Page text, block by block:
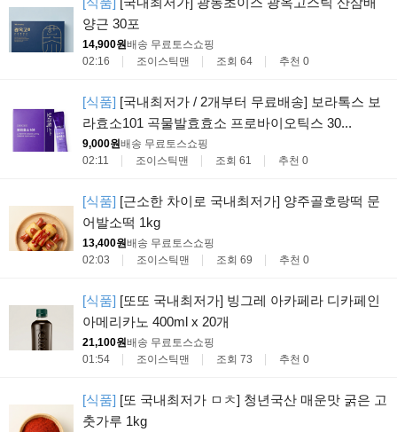
양근 30포
14,900원배송 무료토스쇼핑
02:16
조이스틱맨 조회 64 추천 0
[식품] [국내최저가 / 2개부터 무료배송] 보라톡스 보
라효소101 곡물발효효소 프로바이오틱스 30...
9,000원배송 무료토스쇼핑
02:11
조이스틱맨 조회 61 추천 0
[식품] [근소한 차이로 국내최저가] 양주골호랑떡 문
어발소떡 1kg
13,400원배송 무료토스쇼핑
02:03
조이스틱맨 조회 69 추천 0
[식품] [또또 국내최저가] 빙그레 아카페라 디카페인
아메리카노 400ml x 20개
21,100원배송 무료토스쇼핑
01:54
조이스틱맨 조회 73 추천 0
[식품] [또 국내최저가 ㅁㅊ] 청년국산 매운맛 굵은 고
춧가루 1kg